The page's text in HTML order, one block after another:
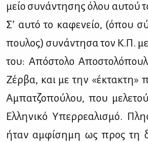
μείο συ­νά­ντη­σης όλου αυ­τού
Σ’ αυ­τό το κα­φε­νείο, (όπου
που­λος) συ­νά­ντη­σα τον Κ.Π.
του: Από­στο­λο
Ζέρ­βα, και με την «έκτα­κτη»
Αμπα­τζο­πού­λου, που
Ελ­λη­νι­κό Υπερ­ρε­α­λι­σμό.
ήταν αμ­φί­ση­μη ως προς τη